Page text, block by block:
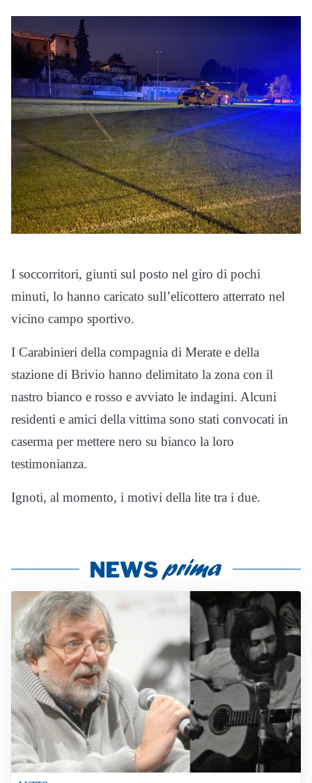
I soccorritori, giunti sul posto nel giro di pochi
minuti, lo hanno caricato sull’elicottero atterrato nel
vicino campo sportivo.
I Carabinieri della compagnia di Merate e della
stazione di Brivio hanno delimitato la zona con il
nastro bianco e rosso e avviato le indagini. Alcuni
residenti e amici della vittima sono stati convocati in
caserma per mettere nero su bianco la loro
testimonianza.
Ignoti, al momento, i motivi della lite tra i due.